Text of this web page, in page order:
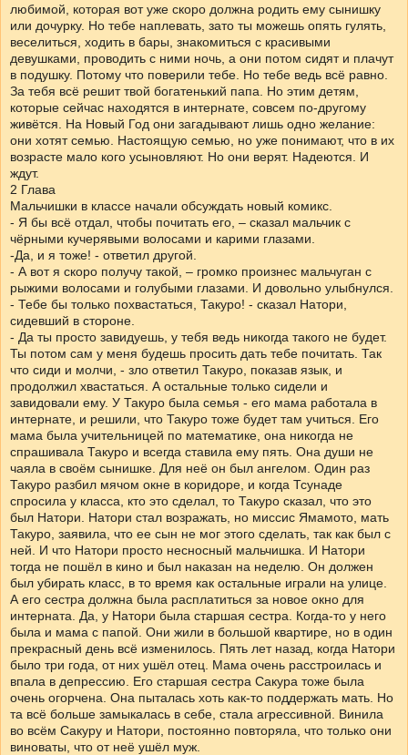
любимой, которая вот уже скоро должна родить ему сынишку
или дочурку. Но тебе наплевать, зато ты можешь опять гулять,
веселиться, ходить в бары, знакомиться с красивыми
девушками, проводить с ними ночь, а они потом сидят и плачут
в подушку. Потому что поверили тебе. Но тебе ведь всё равно.
За тебя всё решит твой богатенький папа. Но этим детям,
которые сейчас находятся в интернате, совсем по-другому
живётся. На Новый Год они загадывают лишь одно желание:
они хотят семью. Настоящую семью, но уже понимают, что в их
возрасте мало кого усыновляют. Но они верят. Надеются. И
ждут.
2 Глава
Мальчишки в классе начали обсуждать новый комикс.
- Я бы всё отдал, чтобы почитать его, – сказал мальчик с
чёрными кучерявыми волосами и карими глазами.
-Да, и я тоже! - ответил другой.
- А вот я скоро получу такой, – громко произнес мальчуган с
рыжими волосами и голубыми глазами. И довольно улыбнулся.
- Тебе бы только похвастаться, Такуро! - сказал Натори,
сидевший в стороне.
- Да ты просто завидуешь, у тебя ведь никогда такого не будет.
Ты потом сам у меня будешь просить дать тебе почитать. Так
что сиди и молчи, - зло ответил Такуро, показав язык, и
продолжил хвастаться. А остальные только сидели и
завидовали ему. У Такуро была семья - его мама работала в
интернате, и решили, что Такуро тоже будет там учиться. Его
мама была учительницей по математике, она никогда не
спрашивала Такуро и всегда ставила ему пять. Она души не
чаяла в своём сынишке. Для неё он был ангелом. Один раз
Такуро разбил мячом окне в коридоре, и когда Тсунаде
спросила у класса, кто это сделал, то Такуро сказал, что это
был Натори. Натори стал возражать, но миссис Ямамото, мать
Такуро, заявила, что ее сын не мог этого сделать, так как был с
ней. И что Натори просто несносный мальчишка. И Натори
тогда не пошёл в кино и был наказан на неделю. Он должен
был убирать класс, в то время как остальные играли на улице.
А его сестра должна была расплатиться за новое окно для
интерната. Да, у Натори была старшая сестра. Когда-то у него
была и мама с папой. Они жили в большой квартире, но в один
прекрасный день всё изменилось. Пять лет назад, когда Натори
было три года, от них ушёл отец. Мама очень расстроилась и
впала в депрессию. Его старшая сестра Сакура тоже была
очень огорчена. Она пыталась хоть как-то поддержать мать. Но
та всё больше замыкалась в себе, стала агрессивной. Винила
во всём Сакуру и Натори, постоянно повторяла, что только они
виноваты, что от неё ушёл муж.